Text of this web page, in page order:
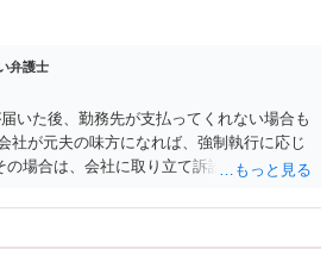
弁護士
いた後、勤務先が支払ってくれない場合も
社が元夫の味方になれば、強制執行に応じ
の場合は、会社に取り立て訴訟を行うこと
し押さえ競売などを検討します。 ＞何もで